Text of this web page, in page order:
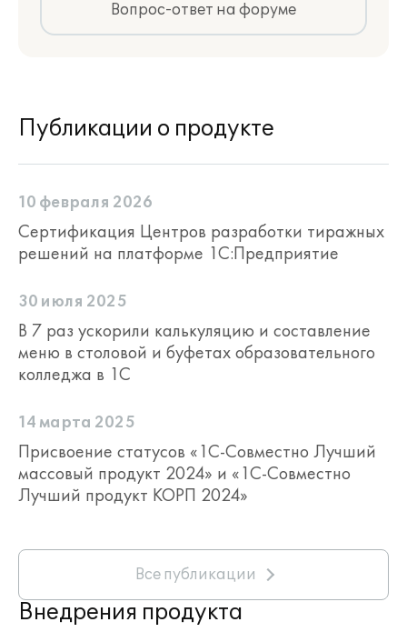
Вопрос-ответ на форуме
Публикации о продукте
10 февраля 2026
Сертификация Центров разработки тиражных
решений на платформе 1С:Предприятие
30 июля 2025
В 7 раз ускорили калькуляцию и составление
меню в столовой и буфетах образовательного
колледжа в 1С
14 марта 2025
Присвоение статусов «1С-Совместно Лучший
массовый продукт 2024» и «1С-Совместно
Лучший продукт КОРП 2024»
Все публикации
Внедрения продукта